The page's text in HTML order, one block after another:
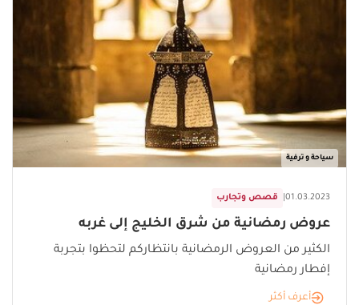
سياحة و ترفية
قصص وتجارب 01.03.2023
عروض رمضانية من شرق الخليج إلى غربه
الكثير من العروض الرمضانية بانتظاركم لتحظوا بتجربة
إفطار رمضانية
أعرف أكثر